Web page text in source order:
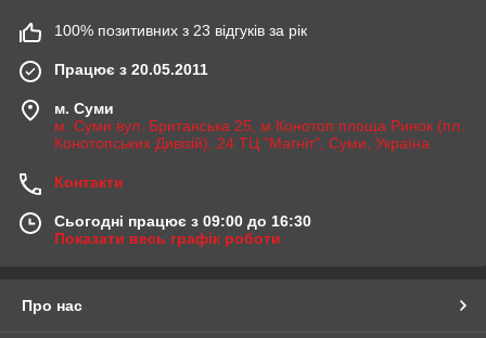
100% позитивних з 23 відгуків за рік
Працює з 20.05.2011
м. Суми
м. Суми вул. Британська 25, м Конотоп площа Ринок (пл.
Конотопських Дивізій), 24 ТЦ "Магніт", Суми, Україна
Контакти
Сьогодні працює з 09:00 до 16:30
Показати весь графік роботи
Про нас